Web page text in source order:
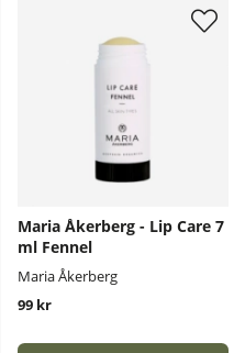
Maria Åkerberg - Lip Care 7
ml Fennel
Maria Åkerberg
99 kr